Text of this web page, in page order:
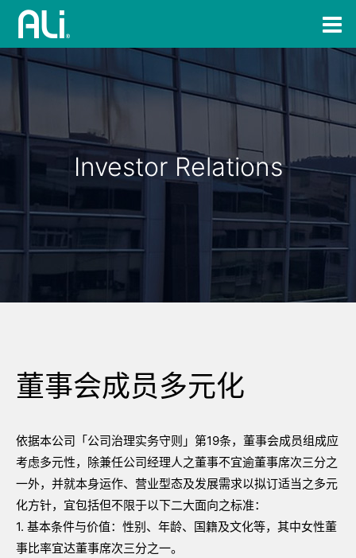
Investor Relations
董事会成员多元化
依据本公司「公司治理实务守则」第19条，董事会成员组成应
考虑多元性，除兼任公司经理人之董事不宜逾董事席次三分之
一外，并就本身运作、营业型态及发展需求以拟订适当之多元
化方针，宜包括但不限于以下二大面向之标准：
1. 基本条件与价值：性别、年龄、国籍及文化等，其中女性董
事比率宜达董事席次三分之一。